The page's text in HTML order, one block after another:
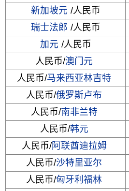
新加坡元 /人民币
瑞士法郎 /人民币
加元 /人民币
人民币/澳门元
人民币/马来西亚林吉特
人民币/俄罗斯卢布
人民币/南非兰特
人民币/韩元
人民币/阿联酋迪拉姆
人民币/沙特里亚尔
人民币/匈牙利福林